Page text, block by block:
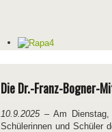
Die Dr.-Franz-Bogner-
10.9.2025– Am Dienstag,
Schülerinnen und Schüler